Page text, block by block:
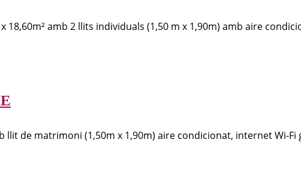
18,60m² amb 2 llits individuals (1,50 m x 1,90m) amb aire
llit de matrimoni (1,50m x 1,90m) aire condicionat, internet Wi-